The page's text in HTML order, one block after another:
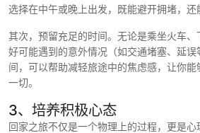
选择在中午或晚上出发，既能避开拥堵，还
其次，预留充足的时间。无论是乘坐火车
好可能遇到的意外情况（如交通堵塞、延
间，可以帮助减轻旅途中的焦虑感，让你
一切。
3、培养积极心态
回家之旅不仅是一个物理上的过程，更是